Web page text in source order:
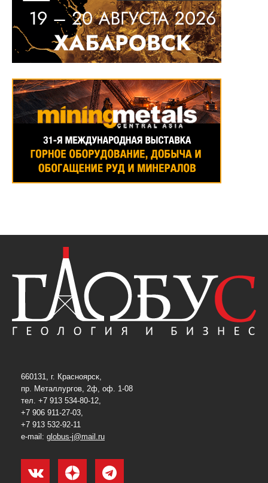
660131, г. Красноярск,
пр. Металлургов, 2ф, оф. 1-08
тел. +7 913 534-80-12,
+7 906 911-27-03,
+7 913 532-92-11
e-mail: globus-j@mail.ru